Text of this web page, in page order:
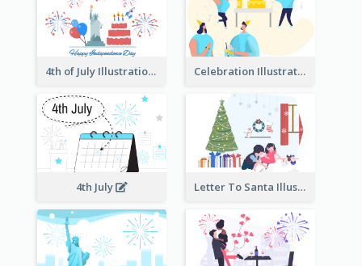
4th of July Illustration Celebration Illustration
4th July Letter To Santa Illustration